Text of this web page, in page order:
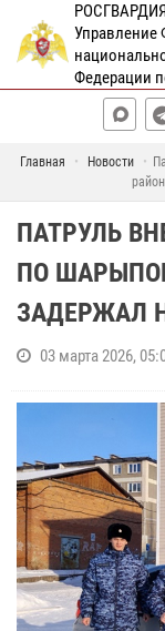
Управление
Федерации
Главная Новости
ПАТРУЛЬ
ПО
ЗАДЕРЖАЛ
03 марта 2026,